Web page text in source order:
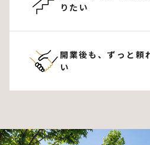
りたい
開業後も、ずっと頼
い